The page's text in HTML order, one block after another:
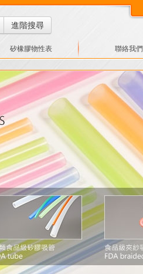
進階搜尋
矽橡膠物性表 聯絡我們